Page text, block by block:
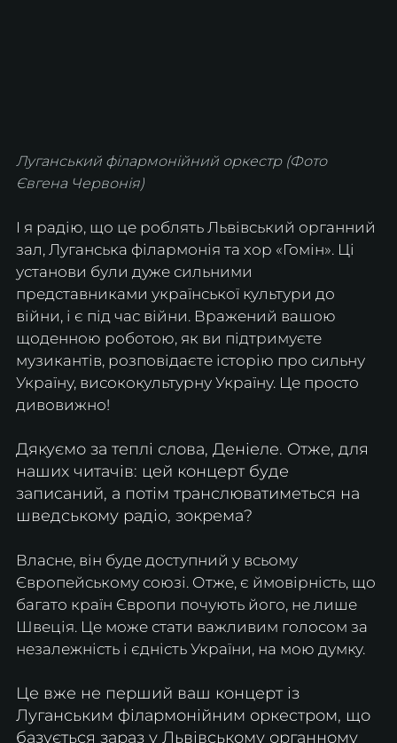
Луганський філармонійний оркестр (Фото
Євгена Червонія)
І я радію, що це роблять Львівський органний
зал, Луганська філармонія та хор «Гомін». Ці
установи були дуже сильними
представниками української культури до
війни, і є під час війни. Вражений вашою
щоденною роботою, як ви підтримуєте
музикантів, розповідаєте історію про сильну
Україну, висококультурну Україну. Це просто
дивовижно!
Дякуємо за теплі слова, Деніеле. Отже, для
наших читачів: цей концерт буде
записаний, а потім транслюватиметься на
шведському радіо, зокрема?
Власне, він буде доступний у всьому
Європейському союзі. Отже, є ймовірність, що
багато країн Європи почують його, не лише
Швеція. Це може стати важливим голосом за
незалежність і єдність України, на мою думку.
Це вже не перший ваш концерт із
Луганським філармонійним оркестром, що
базується зараз у Львівському органному